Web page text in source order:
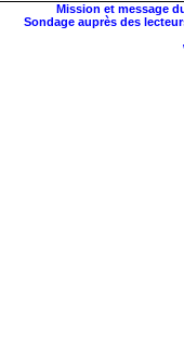
Mission et message
Sondage auprès des